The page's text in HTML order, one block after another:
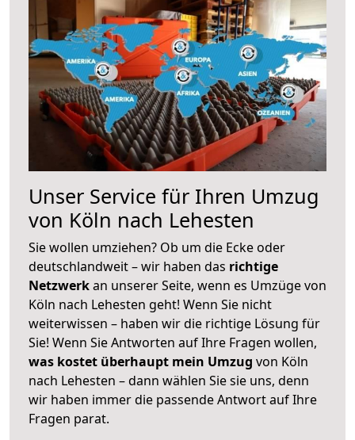
Unser Service für Ihren Umzug
von Köln nach Lehesten
Sie wollen umziehen? Ob um die Ecke oder
deutschlandweit – wir haben das richtige
Netzwerkan unserer Seite, wenn es Umzüge von
Köln nach Lehesten geht! Wenn Sie nicht
weiterwissen – haben wir die richtige Lösung für
Sie! Wenn Sie Antworten auf Ihre Fragen wollen,
was kostet überhaupt mein Umzug von Köln
nach Lehesten – dann wählen Sie sie uns, denn
wir haben immer die passende Antwort auf Ihre
Fragen parat.